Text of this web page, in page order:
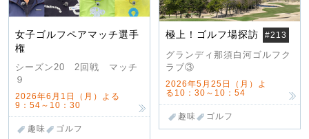
女子ゴルフペアマッチ選手
権
シーズン20 2回戦 マッチ
９
2026年6月1日（月）よる
9：54～10：30
趣味 ゴルフ
極上！ゴルフ場探訪 #213
グランディ那須白河ゴルフク
ラブ③
2026年5月25日（月）よ
る10：30～10：54
趣味 ゴルフ